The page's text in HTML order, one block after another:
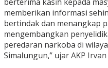
memberikan informasi
bertindak dan menangkap
mengembangkan
peredaran narkoba di
Simalungun,” ujar AKP Irvan